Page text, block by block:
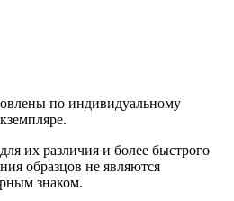
по индивидуальному
их различия и более быстрого
образцов не являются
знаком.